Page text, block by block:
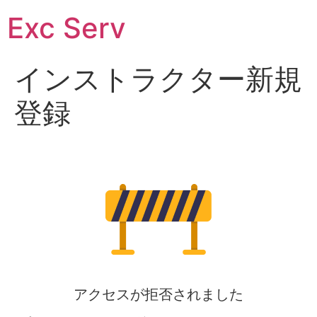
Exc Serv
インストラクター新規
登録
アクセスが拒否されました